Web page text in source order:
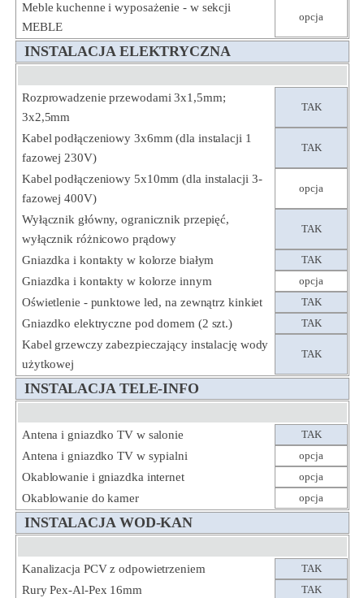
Meble kuchenne i wyposażenie - w sekcji
MEBLE
opcja
INSTALACJA ELEKTRYCZNA
Rozprowadzenie przewodami 3x1,5mm;
3x2,5mm
TAK
Kabel podłączeniowy 3x6mm (dla instalacji 1
fazowej 230V)
TAK
Kabel podłączeniowy 5x10mm (dla instalacji 3-
fazowej 400V)
opcja
Wyłącznik główny, ogranicznik przepięć,
wyłącznik różnicowo prądowy
TAK
Gniazdka i kontakty w kolorze białym TAK
Gniazdka i kontakty w kolorze innym opcja
Oświetlenie - punktowe led, na zewnątrz kinkiet TAK
Gniazdko elektryczne pod domem (2 szt.) TAK
Kabel grzewczy zabezpieczający instalację wody
użytkowej
TAK
INSTALACJA TELE-INFO
Antena i gniazdko TV w salonie TAK
Antena i gniazdko TV w sypialni opcja
Okablowanie i gniazdka internet opcja
Okablowanie do kamer opcja
INSTALACJA WOD-KAN
Kanalizacja PCV z odpowietrzeniem TAK
Rury Pex-Al-Pex 16mm TAK